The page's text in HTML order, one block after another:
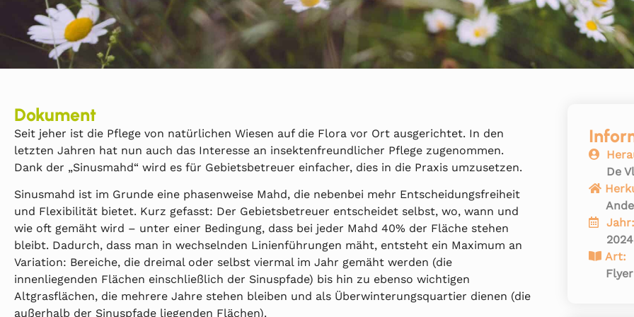
Dokument
Seit jeher ist die Pflege von natürlichen Wiesen auf die Flora vor Ort ausgerichtet. In den
letzten Jahren hat nun auch das Interesse an insektenfreundlicher Pflege zugenommen.
Dank der „Sinusmahd“ wird es für Gebietsbetreuer einfacher, dies in die Praxis umzusetzen.
Sinusmahd ist im Grunde eine phasenweise Mahd, die nebenbei mehr Entscheidungsfreiheit
und Flexibilität bietet. Kurz gefasst: Der Gebietsbetreuer entscheidet selbst, wo, wann und
wie oft gemäht wird – unter einer Bedingung, dass bei jeder Mahd 40% der Fläche stehen
bleibt. Dadurch, dass man in wechselnden Linienführungen mäht, entsteht ein Maximum an
Variation: Bereiche, die dreimal oder selbst viermal im Jahr gemäht werden (die
innenliegenden Flächen einschließlich der Sinuspfade) bis hin zu ebenso wichtigen
Altgrasflächen, die mehrere Jahre stehen bleiben und als Überwinterungsquartier dienen (die
außerhalb der Sinuspfade liegenden Flächen).
De
2024
Art:
Flyer